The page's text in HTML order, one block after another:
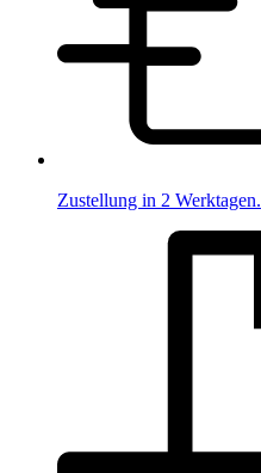
Zustellung in 2 Werktagen.